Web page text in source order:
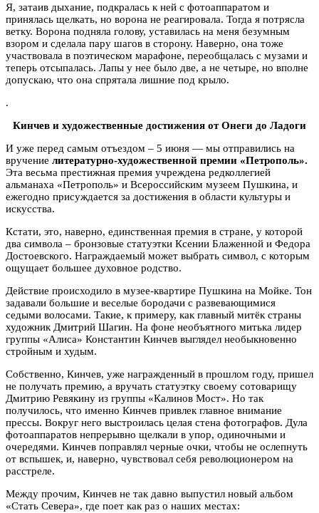
Я, затаив дыхание, подкралась к ней с фотоаппаратом и
принялась щелкать, но ворона не реагировала. Тогда я потрясла
ветку. Ворона подняла голову, уставилась на меня безумным
взором и сделала пару шагов в сторону. Наверно, она тоже
участвовала в поэтическом марафоне, переобщалась с музами и
теперь отсыпалась. Лапы у нее было две, а не четыре, но вполне
допускаю, что она спрятала лишние под крыло.
.
Кинчев и художественные достижения от Онеги до Ладоги
И уже перед самым отъездом – 5 июня — мы отправились на
вручение литературно-художественной премии «Петрополь».
Эта весьма престижная премия учреждена редколлегией
альманаха «Петрополь» и Всероссийским музеем Пушкина, и
ежегодно присуждается за достижения в области культуры и
искусства.
Кстати, это, наверно, единственная премия в стране, у которой
два символа – бронзовые статуэтки Ксении Блаженной и Федора
Достоевского. Награждаемый может выбрать символ, с которым
ощущает большее духовное родство.
Действие происходило в музее-квартире Пушкина на Мойке. Тон
задавали большие и веселые бородачи с развевающимися
седыми волосами. Такие, к примеру, как главный митёк страны
художник Дмитрий Шагин. На фоне необъятного митька лидер
группы «Алиса» Константин Кинчев выглядел необыкновенно
стройным и худым.
Собственно, Кинчев, уже награжденный в прошлом году, пришел
не получать премию, а вручать статуэтку своему сотоварищу
Дмитрию Ревякину из группы «Калинов Мост». Но так
получилось, что именно Кинчев привлек главное внимание
прессы. Вокруг него выстроилась целая стена фотографов. Дула
фотоаппаратов непрерывно щелкали в упор, одиночными и
очередями. Кинчев поправлял черные очки, чтобы не ослепнуть
от вспышек, и, наверно, чувствовал себя революционером на
расстреле.
Между прочим, Кинчев не так давно выпустил новый альбом
«Стать Севера», где поет как раз о наших местах: